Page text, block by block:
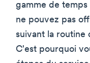
gamme de
ne pouvez pas
suivant la routine
C'est pourquoi